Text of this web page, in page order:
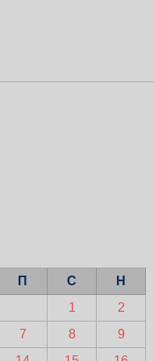
П С
Н
1
2
7 8
9